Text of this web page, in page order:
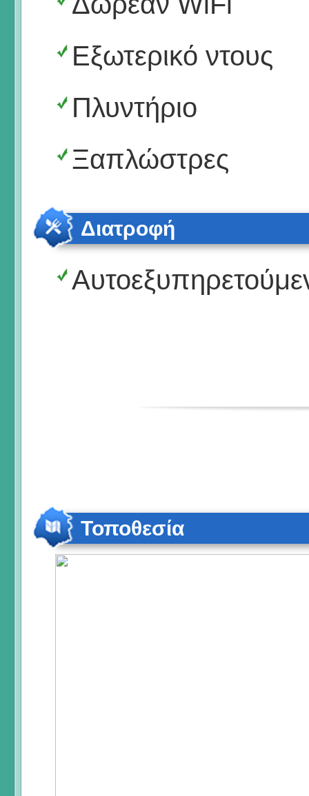
Εξωτερικό ντους
Πλυντήριο
Ξαπλώστρες
Διατροφή
Τοποθεσία